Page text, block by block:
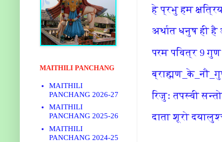
हे प्रभु हम
अर्थात धनुष ही
परम पवित्र 9
रिजुः तपस्वी
दाता शूरो
MAITHILI PANCHANG
MAITHILI
PANCHANG 2026-27
MAITHILI
PANCHANG 2025-26
MAITHILI
PANCHANG 2024-25